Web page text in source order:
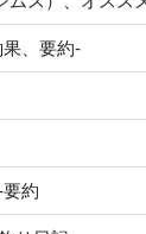
、要約-
約